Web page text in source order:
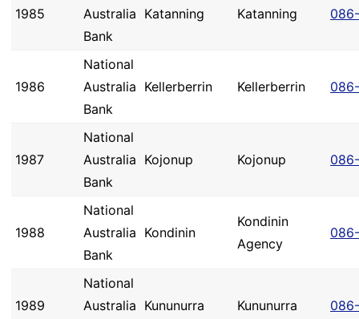
1985
Australia
Bank
Katanning Katanning
1986
National
Australia
Bank
Kellerberrin Kellerberrin
1987
National
Australia
Bank
Kojonup Kojonup
1988
National
Australia
Bank
Kondinin
Kondinin
Agency
1989
National
Australia Kununurra Kununurra